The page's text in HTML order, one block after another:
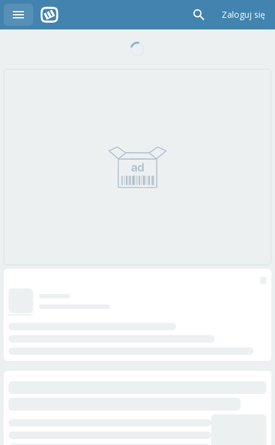
Zaloguj się